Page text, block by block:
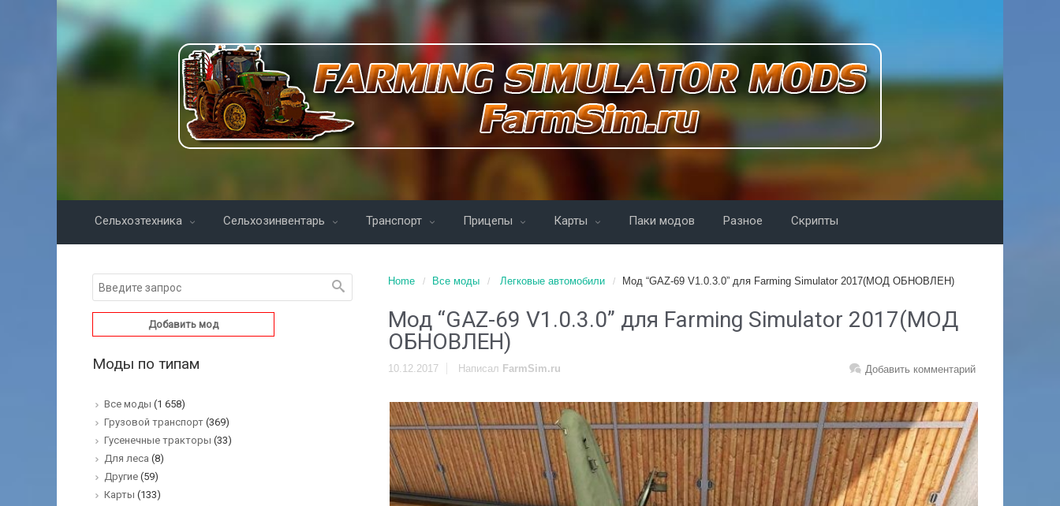
Сельхозтехника Сельхозинвентарь Транспорт Прицепы Карты Паки модов Разное Скрипты
Home Все моды Легковые автомобили Мод “GAZ-69 V1.0.3.0” для Farming Simulator 2017(МОД ОБНОВЛЕН)
Мод “GAZ-69 V1.0.3.0” для Farming Simulator 2017(МОД
ОБНОВЛЕН)
10.12.2017 Добавить комментарий
Написал FarmSim.ru
Добавить мод
Моды по типам
Все моды (1 658)
Грузовой транспорт (369)
Гусенечные тракторы (33)
Для леса (8)
Другие (59)
Карты (133)